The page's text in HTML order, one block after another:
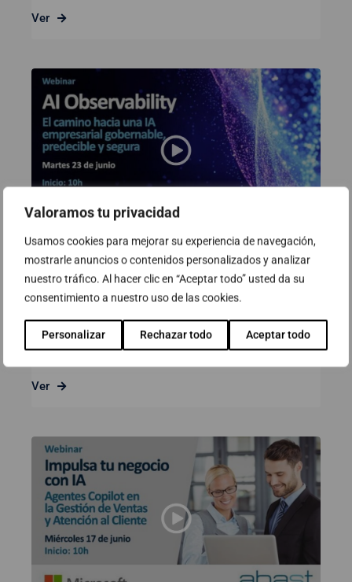
Valoramos tu privacidad
Usamos cookies para mejorar su experiencia de navegación,
mostrarle anuncios o contenidos personalizados y analizar
nuestro tráfico. Al hacer clic en “Aceptar todo” usted da su
consentimiento a nuestro uso de las cookies.
Personalizar Rechazar todo Aceptar todo
Ver
Webinar: AI Observability. El camí
cap a una IA empresarial
23 de juny de 2026
Ver